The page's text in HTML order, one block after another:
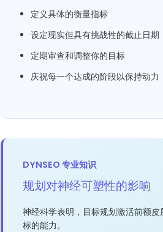
定义具体的衡量指标
设定现实但具有挑战性的截止日期
定期审查和调整你的目标
庆祝每一个达成的阶段以保持动力
DYNSEO 专业知识
规划对神经可塑性的影响
神经科学表明，目标规划激活前额
标的能力。